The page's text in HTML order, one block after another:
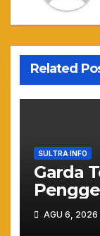
Related
SULTRA INFO
Garda
Resmi
Asta
AGU 6, 2026